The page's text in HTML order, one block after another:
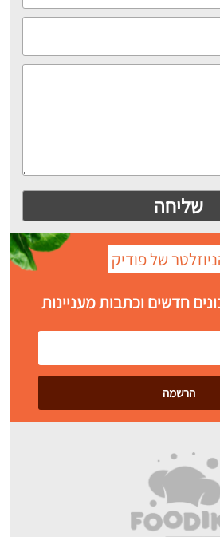
של פודיק
חדשים וכתבות מעניינות